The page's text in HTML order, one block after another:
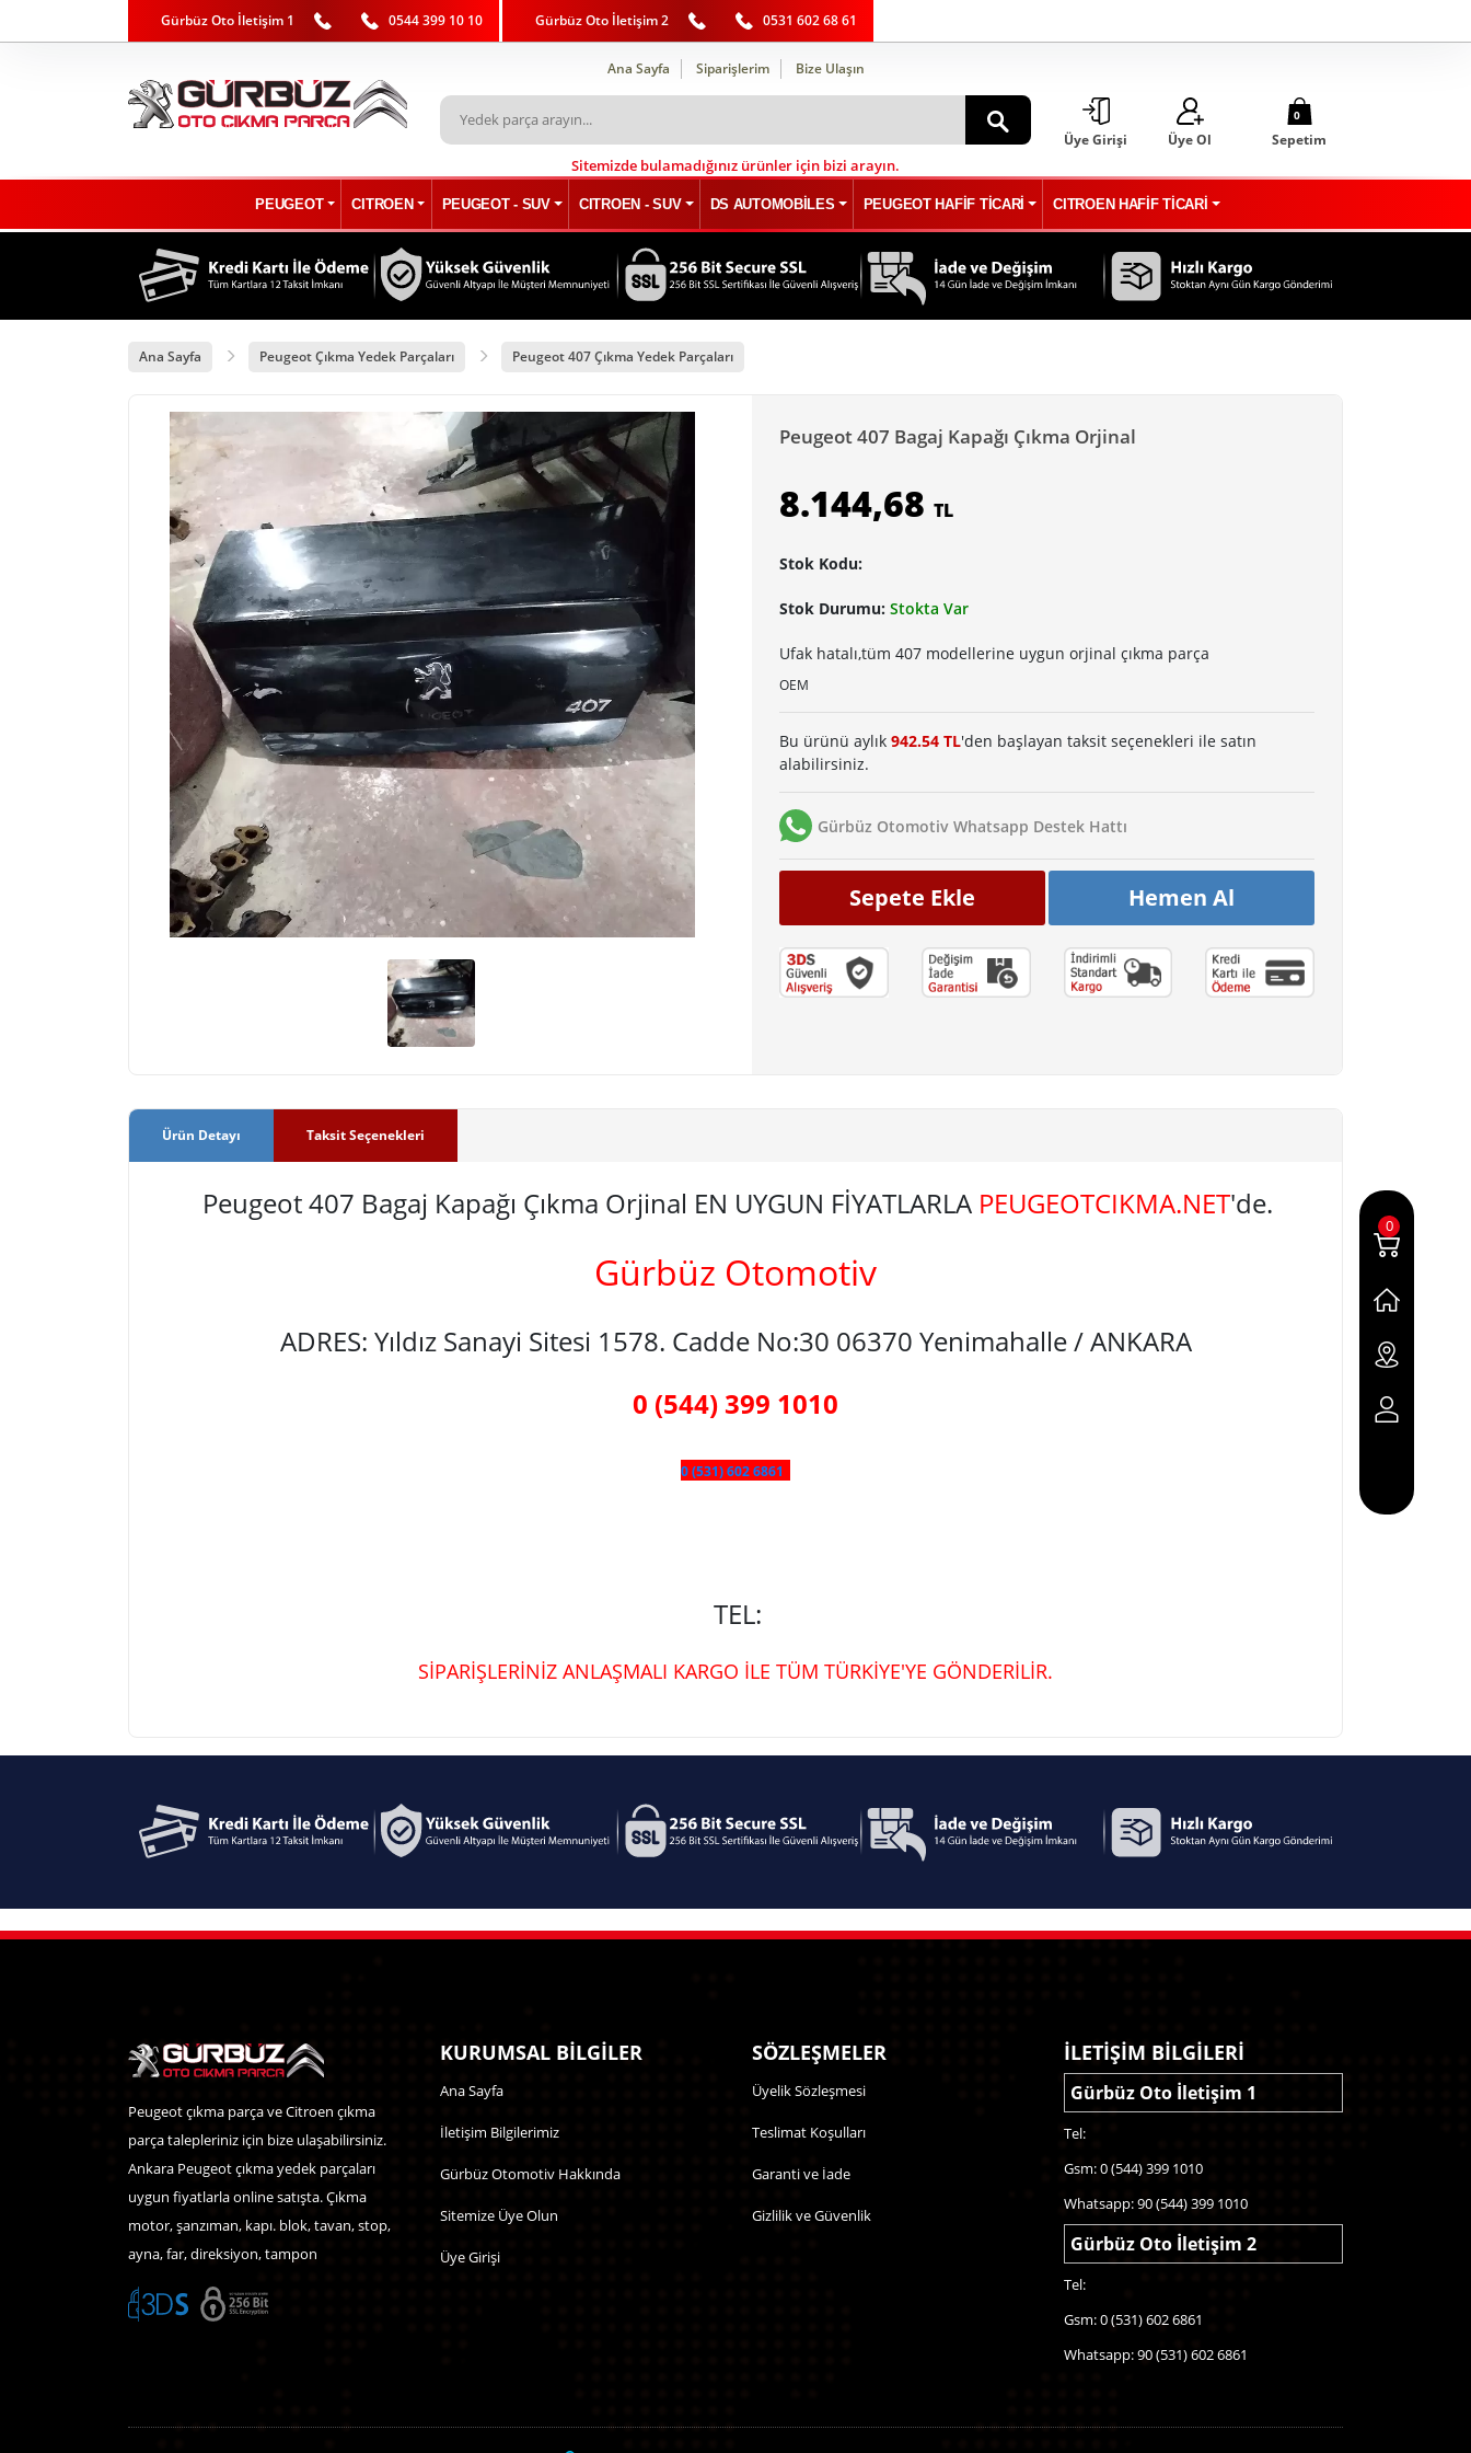
Gürbüz Oto İletişim 1 0544 399 10 10 Gürbüz Oto İletişim 2 0531 602 68 61
Ana Sayfa Siparişlerim Bize Ulaşın
Sitemizde bulamadığınız ürünler için bizi arayın.
Üye Girişi Üye Ol
0
Sepetim
PEUGEOT CITROEN PEUGEOT - SUV CITROEN - SUV DS AUTOMOBİLES PEUGEOT HAFİF TİCARİ CITROEN HAFİF TİCARİ
Ana Sayfa Peugeot Çıkma Yedek Parçaları Peugeot 407 Çıkma Yedek Parçaları
Peugeot 407 Bagaj Kapağı Çıkma Orjinal
8.144,68 TL
Stok Kodu:
Stok Durumu: Stokta Var
Ufak hatalı,tüm 407 modellerine uygun orjinal çıkma parça
OEM
Bu ürünü aylık 942.54 TL'den başlayan taksit seçenekleri ile satın
alabilirsiniz.
Gürbüz Otomotiv Whatsapp Destek Hattı
Sepete Ekle Hemen Al
Ürün Detayı Taksit Seçenekleri
Peugeot 407 Bagaj Kapağı Çıkma Orjinal EN UYGUN FİYATLARLA PEUGEOTCIKMA.NET'de.
Gürbüz Otomotiv
ADRES: Yıldız Sanayi Sitesi 1578. Cadde No:30 06370 Yenimahalle / ANKARA
0 (544) 399 1010
0 (531) 602 6861
TEL:
SİPARİŞLERİNİZ ANLAŞMALI KARGO İLE TÜM TÜRKİYE'YE GÖNDERİLİR.
0
Peugeot çıkma parça ve Citroen çıkma
parça talepleriniz için bize ulaşabilirsiniz.
Ankara Peugeot çıkma yedek parçaları
uygun fiyatlarla online satışta. Çıkma
motor, şanzıman, kapı. blok, tavan, stop,
ayna, far, direksiyon, tampon
KURUMSAL BİLGİLER
Ana Sayfa
İletişim Bilgilerimiz
Gürbüz Otomotiv Hakkında
Sitemize Üye Olun
Üye Girişi
SÖZLEŞMELER
Üyelik Sözleşmesi
Teslimat Koşulları
Garanti ve İade
Gizlilik ve Güvenlik
İLETİŞİM BİLGİLERİ
Gürbüz Oto İletişim 1
Tel:
Gsm: 0 (544) 399 1010
Whatsapp: 90 (544) 399 1010
Gürbüz Oto İletişim 2
Tel:
Gsm: 0 (531) 602 6861
Whatsapp: 90 (531) 602 6861